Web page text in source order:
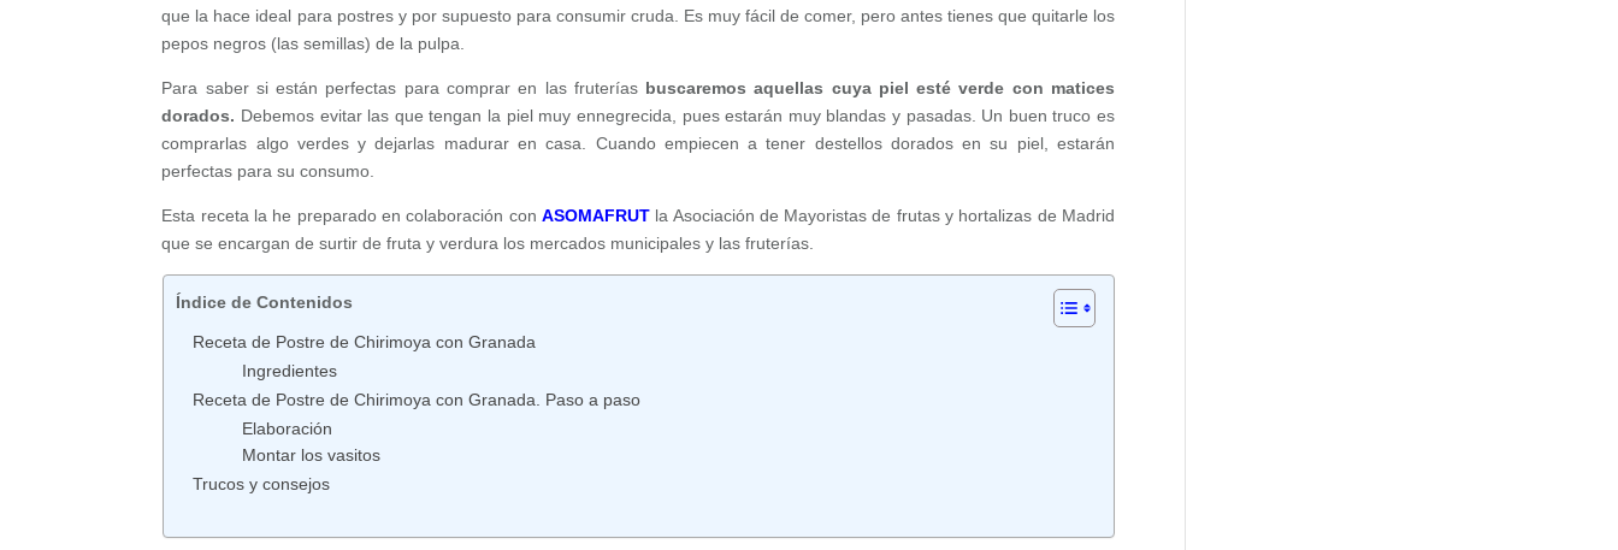
que la hace ideal para postres y por supuesto para consumir cruda. Es muy fácil de comer, pero antes tienes que quitarle los
pepos negros (las semillas) de la pulpa.
Para saber si están perfectas para comprar en las fruterías buscaremos aquellas cuya piel esté verde con matices
dorados. Debemos evitar las que tengan la piel muy ennegrecida, pues estarán muy blandas y pasadas. Un buen truco es
comprarlas algo verdes y dejarlas madurar en casa. Cuando empiecen a tener destellos dorados en su piel, estarán
perfectas para su consumo.
Esta receta la he preparado en colaboración con ASOMAFRUT la Asociación de Mayoristas de frutas y hortalizas de Madrid
que se encargan de surtir de fruta y verdura los mercados municipales y las fruterías.
Índice de Contenidos
Receta de Postre de Chirimoya con Granada
Ingredientes
Receta de Postre de Chirimoya con Granada. Paso a paso
Elaboración
Montar los vasitos
Trucos y consejos